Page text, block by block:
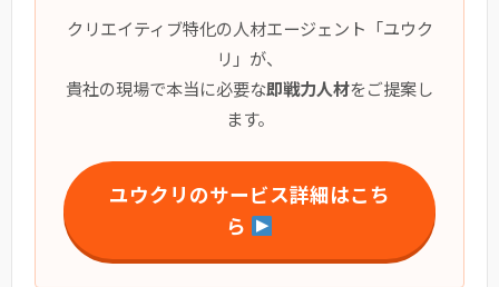
クリエイティブ特化の人材エージェント「ユウク
リ」が、
貴社の現場で本当に必要な即戦力人材をご提案し
ます。
ユウクリのサービス詳細はこち
ら